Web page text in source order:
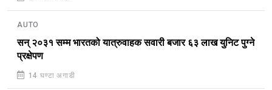
AUTO
सन् २०३१ सम्म भारतको यात्रुवाहक सवारी बजार ६३ लाख युनिट पुग्ने
प्रक्षेपण
14 घण्टा अगाडी